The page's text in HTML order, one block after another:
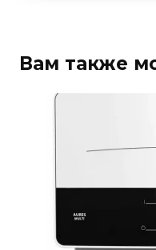
Вам также